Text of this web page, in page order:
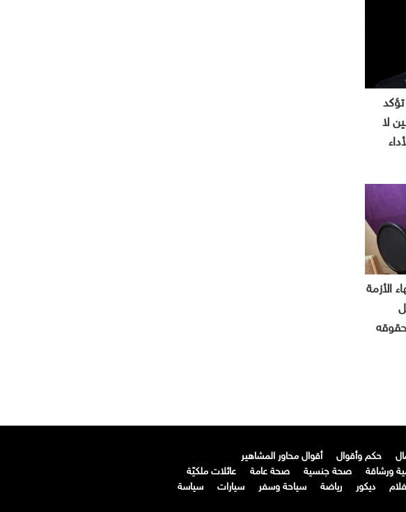
تؤكد
لا
الأزمة
حكم وأقوال
أقوال محاور المشاهير
ورشاقة صحة جنسية صحة عامة
عائلات ملكيّة
ديكور رياضة سياحة وسفر سيارات
سياسة